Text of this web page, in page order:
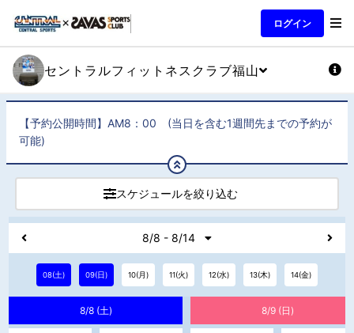
ログイン
セントラルフィットネスクラブ福山
【予約公開時間】AM8：00 (当日を含む1週間先までの予約が
可能)
スケジュールを絞り込む
8/8 - 8/14
08(土) 09(日) 10(月) 11(火) 12(水) 13(木) 14(金)
8/8 (土) 8/9 (日)